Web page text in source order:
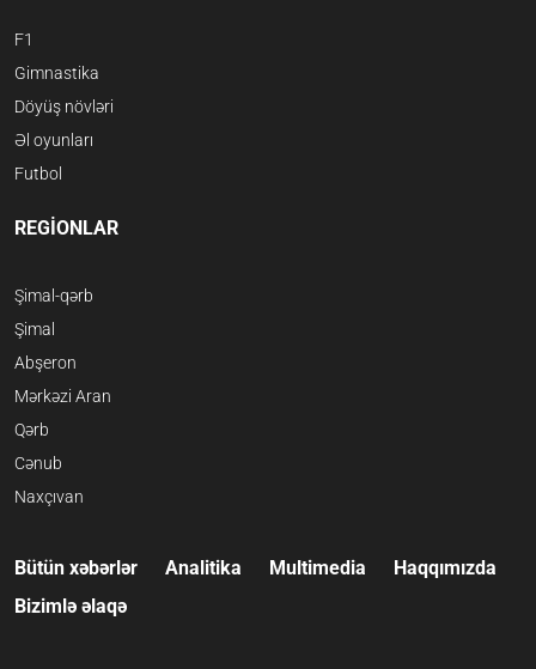
F1
Gimnastika
Döyüş növləri
Əl oyunları
Futbol
REGİONLAR
Şimal-qərb
Şimal
Abşeron
Mərkəzi Aran
Qərb
Cənub
Naxçıvan
Bütün xəbərlər Analitika Multimedia
Haqqımızda
Bizimlə əlaqə